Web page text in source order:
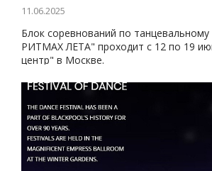
11.06.2025
Блок соревнований по
РИТМАХ ЛЕТА" проходит с 12 по 19
центр" в Москве.